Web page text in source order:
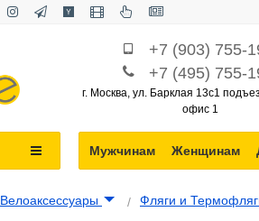
+7 (903) 755-
+7 (495) 755-
г. Москва, ул. Барклая 13с1
офис 1
Мужчинам Женщинам
Велоаксессуары Фляги и